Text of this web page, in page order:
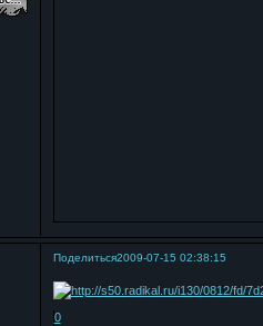
Поделиться2009-07-15 02:38:15
0